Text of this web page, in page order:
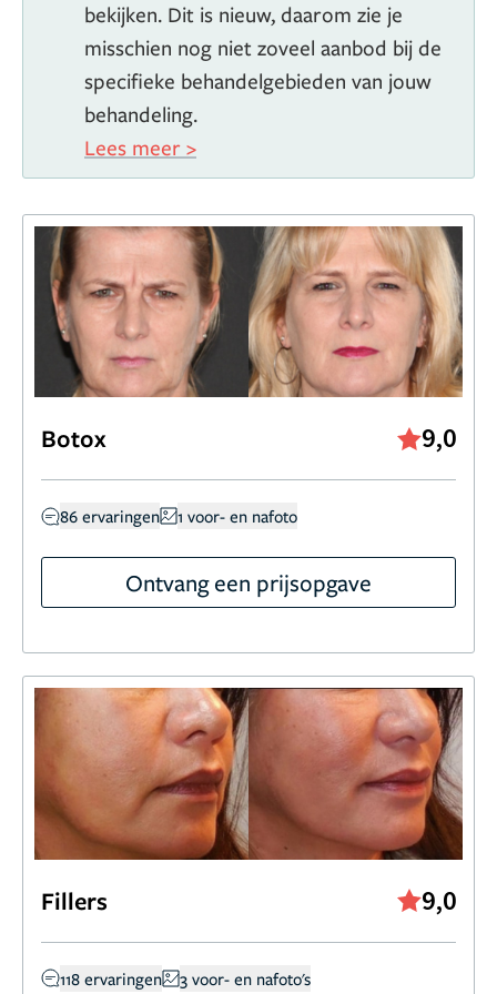
(NVCG). Klik hier voor meer informatie over de NVCG
bekijken. Dit is nieuw, daarom zie je
misschien nog niet zoveel aanbod bij de
specifieke behandelgebieden van jouw
behandeling.
Lees meer >
Botox 9,0
86 ervaringen 1 voor- en nafoto
Ontvang een prijsopgave
Fillers 9,0
118 ervaringen 3 voor- en nafoto's